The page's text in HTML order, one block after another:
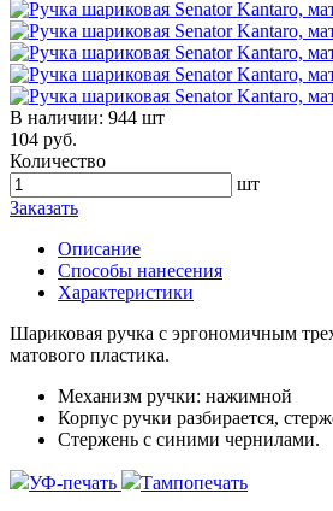
В наличии: 944 шт
104 руб.
Количество
шт
Заказать
Описание
Способы нанесения
Характеристики
Шариковая ручка с эргономичным
матового пластика.
Механизм ручки: нажимной
Корпус ручки разбирается,
Стержень с синими чернилами.
УФ-печать
Тампопечать